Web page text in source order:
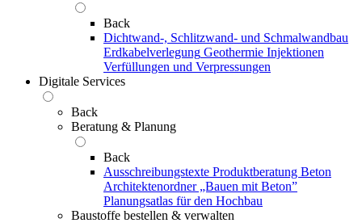
Back
Dichtwand-, Schlitzwand- und Schmalwandbau
Erdkabelverlegung Geothermie Injektionen
Verfüllungen und Verpressungen
Digitale Services
Back
Beratung & Planung
Back
Ausschreibungstexte Produktberatung Beton
Architektenordner „Bauen mit Beton”
Planungsatlas für den Hochbau
Baustoffe bestellen & verwalten